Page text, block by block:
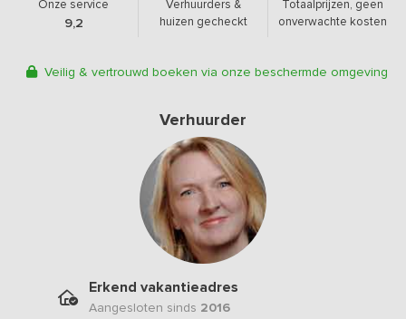
Onze service
9,2
Verhuurders &
huizen gecheckt
Totaalprijzen, geen
onverwachte kosten
Veilig & vertrouwd boeken via onze beschermde omgeving
Verhuurder
Erkend vakantieadres
Aangesloten sinds 2016